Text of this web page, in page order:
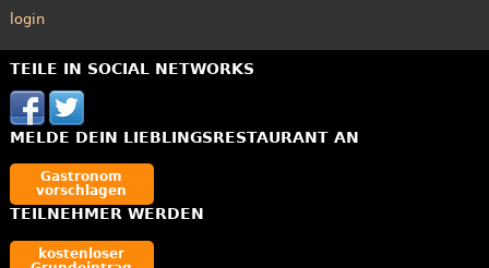
login
TEILE IN SOCIAL NETWORKS
MELDE DEIN LIEBLINGSRESTAURANT AN
Gastronom
vorschlagen
TEILNEHMER WERDEN
kostenloser